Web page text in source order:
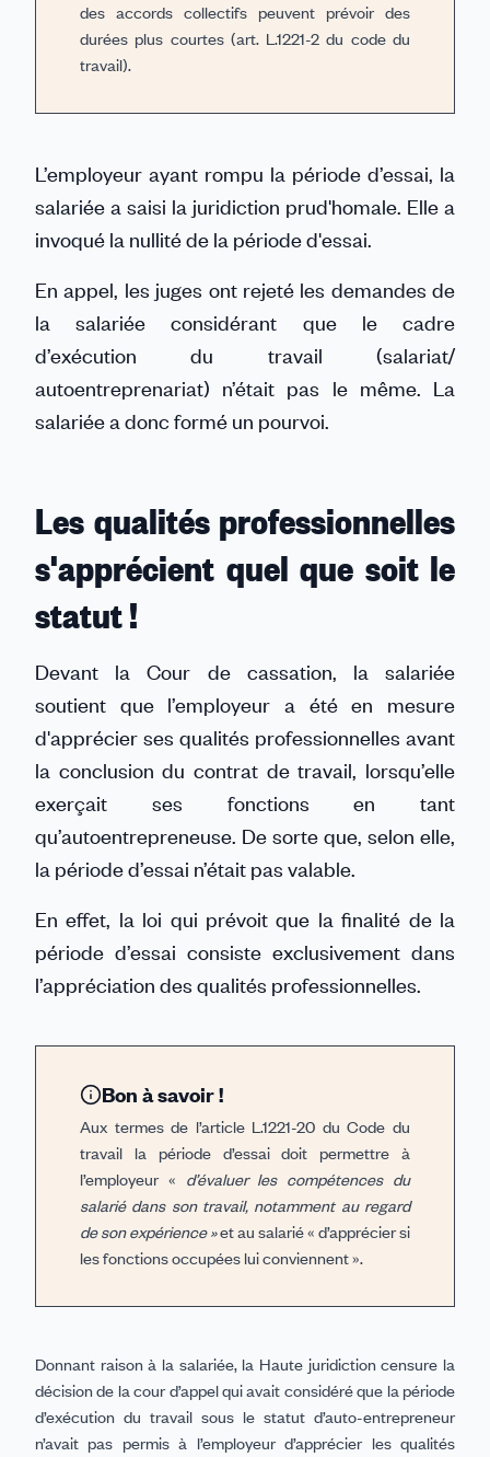
des accords collectifs peuvent prévoir des
durées plus courtes (art. L.1221-2 du code du
travail).
L’employeur ayant rompu la période d’essai, la
salariée a saisi la juridiction prud'homale. Elle a
invoqué la nullité de la période d'essai.
En appel, les juges ont rejeté les demandes de
la salariée considérant que le cadre
d’exécution du travail (salariat/
autoentreprenariat) n’était pas le même. La
salariée a donc formé un pourvoi.
Les qualités professionnelles
s'apprécient quel que soit le
statut !
Devant la Cour de cassation, la salariée
soutient que l’employeur a été en mesure
d'apprécier ses qualités professionnelles avant
la conclusion du contrat de travail, lorsqu’elle
exerçait ses fonctions en tant
qu’autoentrepreneuse. De sorte que, selon elle,
la période d’essai n’était pas valable.
En effet, la loi qui prévoit que la finalité de la
période d’essai consiste exclusivement dans
l’appréciation des qualités professionnelles.
Bon à savoir !
Aux termes de l’article L.1221-20 du Code du
travail la période d’essai doit permettre à
l’employeur « d’évaluer les compétences du
salarié dans son travail, notamment au regard
de son expérience »et au salarié « d’apprécier si
les fonctions occupées lui conviennent ».
Donnant raison à la salariée, la Haute juridiction censure la
décision de la cour d’appel qui avait considéré que la période
d’exécution du travail sous le statut d’auto-entrepreneur
n’avait pas permis à l’employeur d’apprécier les qualités